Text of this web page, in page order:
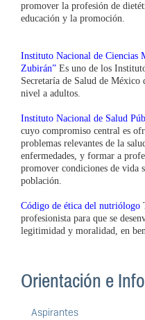
promover la profesión de
educación y la promoción.
Instituto Nacional de Ciencias
Zubirán” Es uno de los
Secretaría de Salud de México
nivel a adultos.
Instituto Nacional de Salud
cuyo compromiso central es
problemas relevantes de la
enfermedades, y formar a
promover condiciones de vida
población.
Código de ética del nutriólogo
profesionista para que se
legitimidad y moralidad, en
Orientación e
Aspirantes